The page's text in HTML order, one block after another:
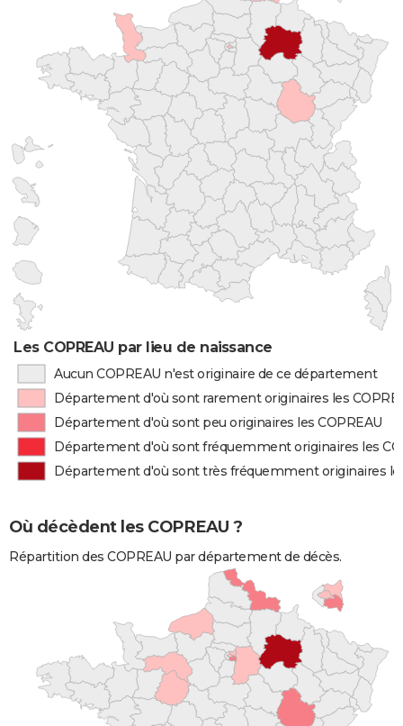
Les COPREAU par lieu de naissance
Aucun COPREAU n'est originaire de ce département
Département d'où sont rarement originaires les
Département d'où sont peu originaires les COPREAU
Département d'où sont fréquemment originaires les
Département d'où sont très fréquemment originaires
Où décèdent les COPREAU ?
Répartition des COPREAU par département de décès.